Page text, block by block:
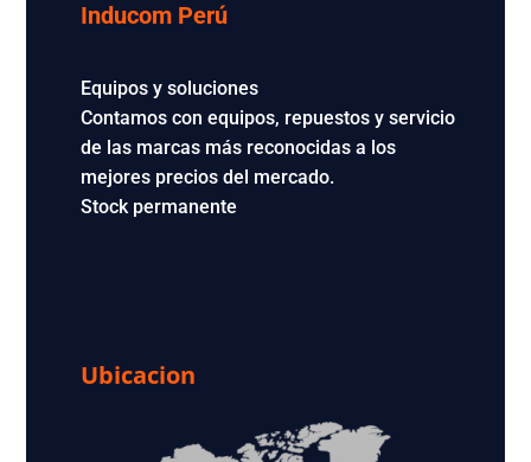
Inducom Perú
Equipos y soluciones
Contamos con equipos, repuestos y servicio
de las marcas más reconocidas a los
mejores precios del mercado.
Stock permanente
Ubicacion